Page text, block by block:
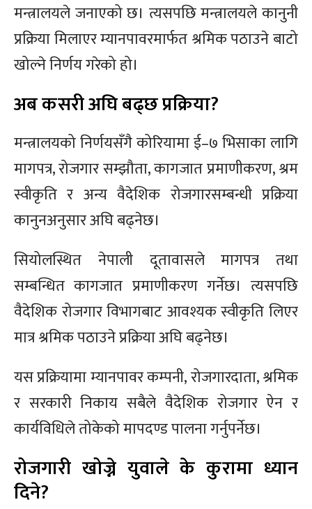
मन्त्रालयले जनाएको छ। त्यसपछि मन्त्रालयले कानुनी
प्रक्रिया मिलाएर म्यानपावरमार्फत श्रमिक पठाउने बाटो
खोल्ने निर्णय गरेको हो।
अब कसरी अघि बढ्छ प्रक्रिया?
मन्त्रालयको निर्णयसँगै कोरियामा ई–७ भिसाका लागि
मागपत्र, रोजगार सम्झौता, कागजात प्रमाणीकरण, श्रम
स्वीकृति र अन्य वैदेशिक रोजगारसम्बन्धी प्रक्रिया
कानुनअनुसार अघि बढ्नेछ।
सियोलस्थित नेपाली दूतावासले मागपत्र तथा
सम्बन्धित कागजात प्रमाणीकरण गर्नेछ। त्यसपछि
वैदेशिक रोजगार विभागबाट आवश्यक स्वीकृति लिएर
मात्र श्रमिक पठाउने प्रक्रिया अघि बढ्नेछ।
यस प्रक्रियामा म्यानपावर कम्पनी, रोजगारदाता, श्रमिक
र सरकारी निकाय सबैले वैदेशिक रोजगार ऐन र
कार्यविधिले तोकेको मापदण्ड पालना गर्नुपर्नेछ।
रोजगारी खोज्ने युवाले के कुरामा ध्यान
दिने?